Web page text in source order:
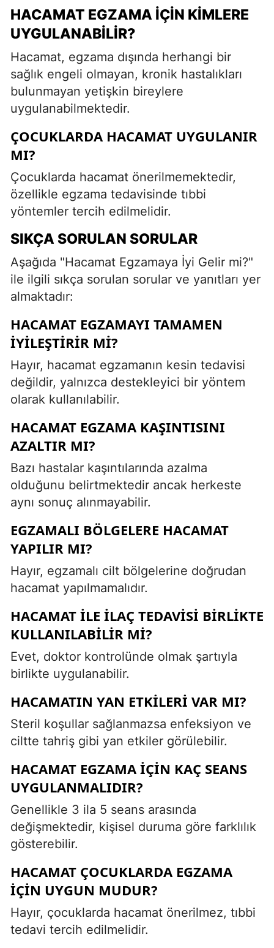
HACAMAT EGZAMA İÇIN KIMLERE
UYGULANABILIR?
Hacamat, egzama dışında herhangi bir
sağlık engeli olmayan, kronik hastalıkları
bulunmayan yetişkin bireylere
uygulanabilmektedir.
ÇOCUKLARDA HACAMAT UYGULANIR
MI?
Çocuklarda hacamat önerilmemektedir,
özellikle egzama tedavisinde tıbbi
yöntemler tercih edilmelidir.
SIKÇA SORULAN SORULAR
Aşağıda "Hacamat Egzamaya İyi Gelir mi?"
ile ilgili sıkça sorulan sorular ve yanıtları yer
almaktadır:
HACAMAT EGZAMAYI TAMAMEN
IYILEŞTIRIR MI?
Hayır, hacamat egzamanın kesin tedavisi
değildir, yalnızca destekleyici bir yöntem
olarak kullanılabilir.
HACAMAT EGZAMA KAŞINTISINI
AZALTIR MI?
Bazı hastalar kaşıntılarında azalma
olduğunu belirtmektedir ancak herkeste
aynı sonuç alınmayabilir.
EGZAMALI BÖLGELERE HACAMAT
YAPILIR MI?
Hayır, egzamalı cilt bölgelerine doğrudan
hacamat yapılmamalıdır.
HACAMAT ILE ILAÇ TEDAVISI BIRLIKTE
KULLANILABILIR MI?
Evet, doktor kontrolünde olmak şartıyla
birlikte uygulanabilir.
HACAMATIN YAN ETKILERI VAR MI?
Steril koşullar sağlanmazsa enfeksiyon ve
ciltte tahriş gibi yan etkiler görülebilir.
HACAMAT EGZAMA IÇIN KAÇ SEANS
UYGULANMALIDIR?
Genellikle 3 ila 5 seans arasında
değişmektedir, kişisel duruma göre farklılık
gösterebilir.
HACAMAT ÇOCUKLARDA EGZAMA
IÇIN UYGUN MUDUR?
Hayır, çocuklarda hacamat önerilmez, tıbbi
tedavi tercih edilmelidir.